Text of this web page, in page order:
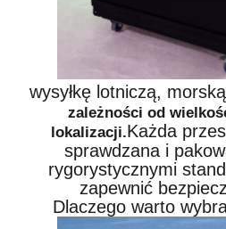
wysyłkę lotniczą,
zależności od
lokalizacji.Każda
sprawdzana i
rygorystycznymi
zapewnić
Dlaczego warto